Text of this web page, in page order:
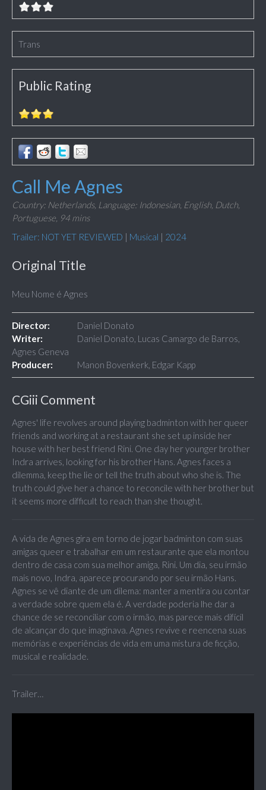
Trans
Public Rating
Call Me Agnes
Country: Netherlands, Language: Indonesian, English, Dutch,
Portuguese, 94 mins
Trailer: NOT YET REVIEWED | Musical | 2024
Original Title
Meu Nome é Agnes
Director:
Daniel Donato
Writer:
Daniel Donato, Lucas Camargo de Barros,
Agnes Geneva
Producer:
Manon Bovenkerk, Edgar Kapp
CGiii Comment
Agnes' life revolves around playing badminton with her queer
friends and working at a restaurant she set up inside her
house with her best friend Rini. One day her younger brother
Indra arrives, looking for his brother Hans. Agnes faces a
dilemma, keep the lie or tell the truth about who she is. The
truth could give her a chance to reconcile with her brother but
it seems more difficult to reach than she thought.
A vida de Agnes gira em torno de jogar badminton com suas
amigas queer e trabalhar em um restaurante que ela montou
dentro de casa com sua melhor amiga, Rini. Um dia, seu irmão
mais novo, Indra, aparece procurando por seu irmão Hans.
Agnes se vê diante de um dilema: manter a mentira ou contar
a verdade sobre quem ela é. A verdade poderia lhe dar a
chance de se reconciliar com o irmão, mas parece mais difícil
de alcançar do que imaginava. Agnes revive e reencena suas
memórias e experiências de vida em uma mistura de ficção,
musical e realidade.
Trailer…